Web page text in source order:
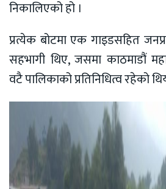
निकालिएको हो ।
प्रत्येक बोटमा एक गाइडसहित
सहभागी थिए, जसमा काठमाडौं
वटै पालिकाको प्रतिनिधित्व रहेको